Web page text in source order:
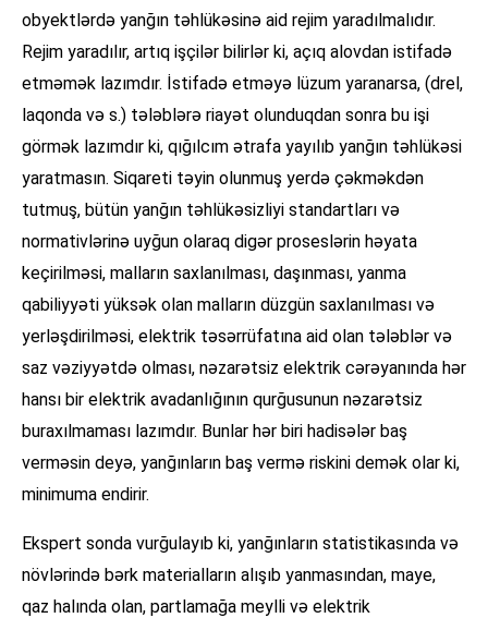
obyektlərdə yanğın təhlükəsinə aid rejim yaradılmalıdır.
Rejim yaradılır, artıq işçilər bilirlər ki, açıq alovdan istifadə
etməmək lazımdır. İstifadə etməyə lüzum yaranarsa, (drel,
laqonda və s.) tələblərə riayət olunduqdan sonra bu işi
görmək lazımdır ki, qığılcım ətrafa yayılıb yanğın təhlükəsi
yaratmasın. Siqareti təyin olunmuş yerdə çəkməkdən
tutmuş, bütün yanğın təhlükəsizliyi standartları və
normativlərinə uyğun olaraq digər proseslərin həyata
keçirilməsi, malların saxlanılması, daşınması, yanma
qabiliyyəti yüksək olan malların düzgün saxlanılması və
yerləşdirilməsi, elektrik təsərrüfatına aid olan tələblər və
saz vəziyyətdə olması, nəzarətsiz elektrik cərəyanında hər
hansı bir elektrik avadanlığının qurğusunun nəzarətsiz
buraxılmaması lazımdır. Bunlar hər biri hadisələr baş
verməsin deyə, yanğınların baş vermə riskini demək olar ki,
minimuma endirir.
Ekspert sonda vurğulayıb ki, yanğınların statistikasında və
növlərində bərk materialların alışıb yanmasından, maye,
qaz halında olan, partlamağa meylli və elektrik